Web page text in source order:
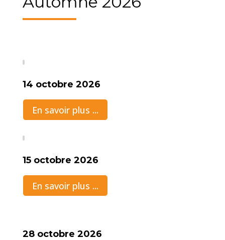
14 octobre 2026
En savoir plus ...
15 octobre 2026
En savoir plus ...
28 octobre 2026